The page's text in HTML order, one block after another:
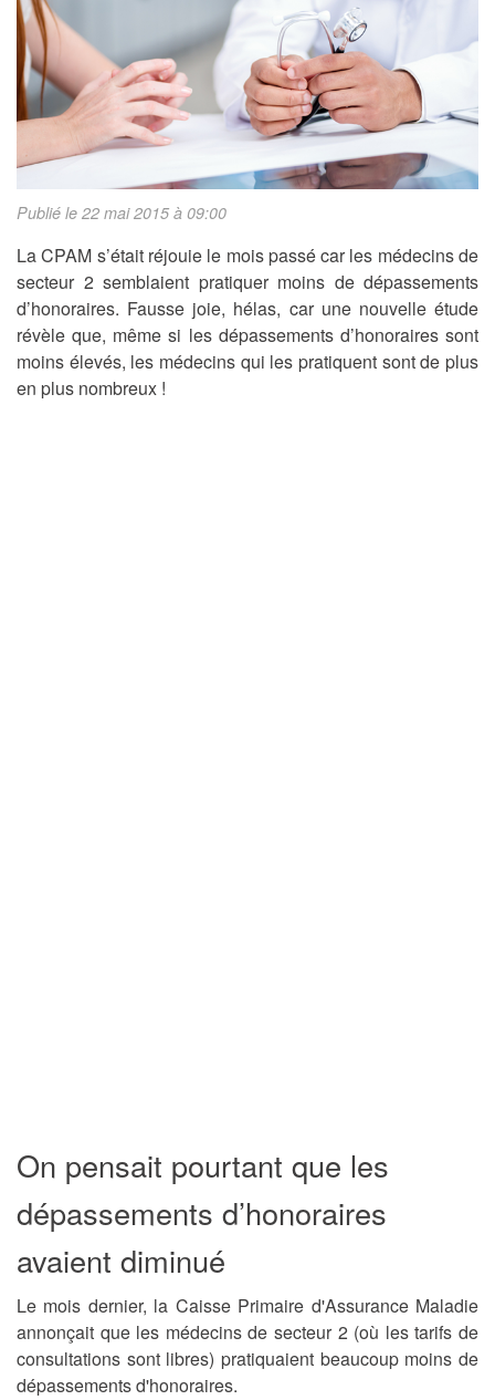
Publié le 22 mai 2015 à 09:00
La CPAM s’était réjouie le mois passé car les médecins de
secteur 2 semblaient pratiquer moins de dépassements
d’honoraires. Fausse joie, hélas, car une nouvelle étude
révèle que, même si les dépassements d’honoraires sont
moins élevés, les médecins qui les pratiquent sont de plus
en plus nombreux !
On pensait pourtant que les
dépassements d’honoraires
avaient diminué
Le mois dernier, la Caisse Primaire d'Assurance Maladie
annonçait que les médecins de secteur 2 (où les tarifs de
consultations sont libres) pratiquaient beaucoup moins de
dépassements d'honoraires.